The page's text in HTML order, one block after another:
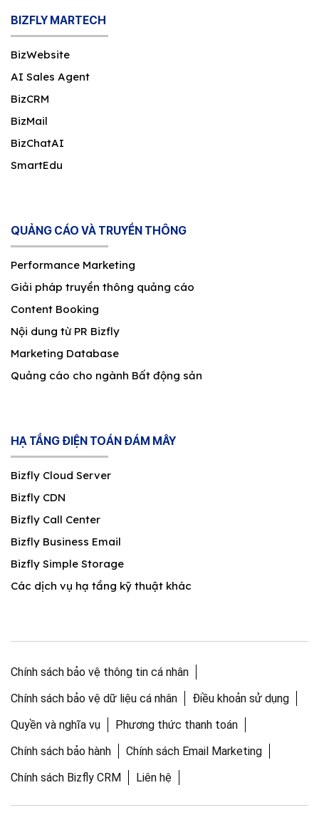
BIZFLY MARTECH
BizWebsite
AI Sales Agent
BizCRM
BizMail
BizChatAI
SmartEdu
QUẢNG CÁO VÀ TRUYỀN THÔNG
Performance Marketing
Giải pháp truyền thông quảng cáo
Content Booking
Nội dung từ PR Bizfly
Marketing Database
Quảng cáo cho ngành Bất động sản
HẠ TẦNG ĐIỆN TOÁN ĐÁM MÂY
Bizfly Cloud Server
Bizfly CDN
Bizfly Call Center
Bizfly Business Email
Bizfly Simple Storage
Các dịch vụ hạ tầng kỹ thuật khác
Chính sách bảo vệ thông tin cá nhân
Chính sách bảo vệ dữ liệu cá nhân
Điều khoản sử dụng
Quyền và nghĩa vụ
Phương thức thanh toán
Chính sách bảo hành
Chính sách Email Marketing
Chính sách Bizfly CRM
Liên hệ